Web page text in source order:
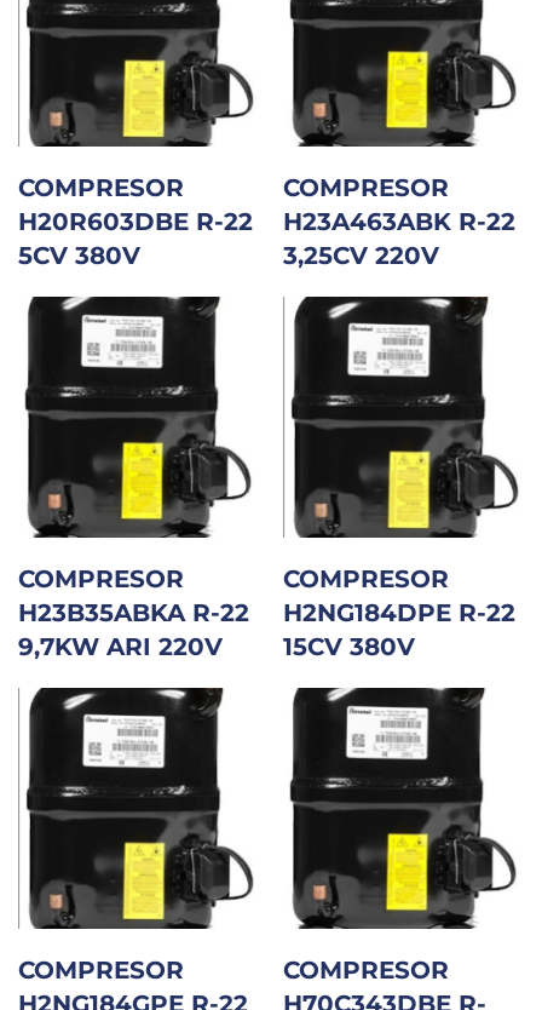
COMPRESOR
H20R603DBE R-22
5CV 380V
COMPRESOR
H23A463ABK R-22
3,25CV 220V
COMPRESOR
H23B35ABKA R-22
9,7KW ARI 220V
COMPRESOR
H2NG184DPE R-22
15CV 380V
COMPRESOR
H2NG184GPE R-22
COMPRESOR
H70C343DBE R-